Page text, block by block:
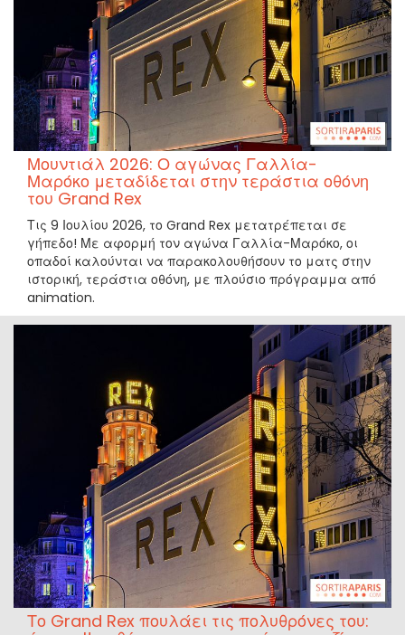
Μουντιάλ 2026: Ο αγώνας Γαλλία-
Μαρόκο μεταδίδεται στην τεράστια οθόνη
του Grand Rex
Τις 9 Ιουλίου 2026, το Grand Rex μετατρέπεται σε
γήπεδο! Με αφορμή τον αγώνα Γαλλία-Μαρόκο, οι
οπαδοί καλούνται να παρακολουθήσουν το ματς στην
ιστορική, τεράστια οθόνη, με πλούσιο πρόγραμμα από
animation.
Το Grand Rex πουλάει τις πολυθρόνες του: